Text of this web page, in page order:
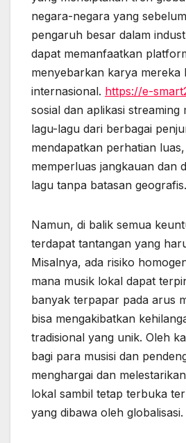
negara-negara yang
pengaruh besar dalam
dapat memanfaatkan
menyebarkan karya mereka
internasional. https://e-
sosial dan aplikasi streaming
lagu-lagu dari berbagai
mendapatkan perhatian
memperluas jangkauan dan
lagu tanpa batasan geografis.
Namun, di balik semua
terdapat tantangan yang
Misalnya, ada risiko
mana musik lokal dapat
banyak terpapar pada arus
bisa mengakibatkan
tradisional yang unik. Oleh
bagi para musisi dan
menghargai dan
lokal sambil tetap terbuka
yang dibawa oleh globalisasi.